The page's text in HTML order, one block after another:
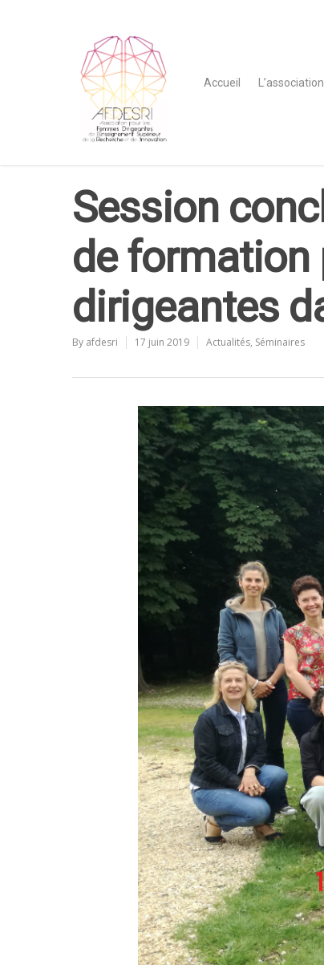
Accueil L’association
Session
de formation
dirigeantes
By afdesri 17 juin 2019 Actualités, Séminaires